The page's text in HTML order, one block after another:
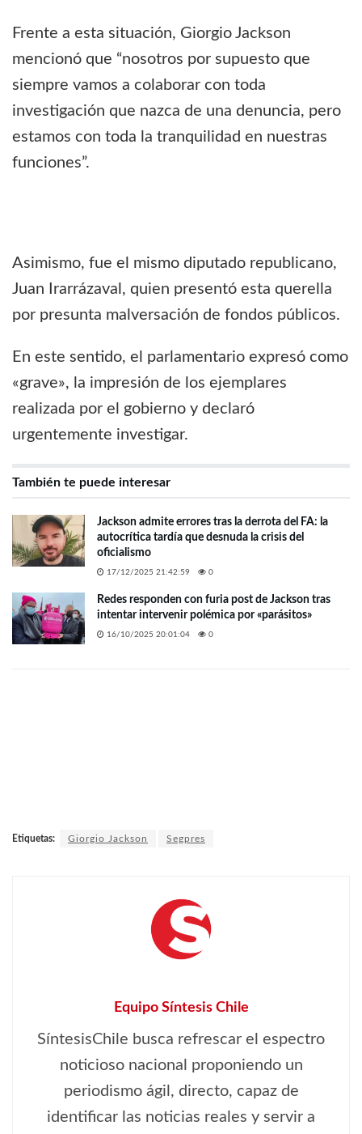
Frente a esta situación, Giorgio Jackson
mencionó que “nosotros por supuesto que
siempre vamos a colaborar con toda
investigación que nazca de una denuncia, pero
estamos con toda la tranquilidad en nuestras
funciones”.
Asimismo, fue el mismo diputado republicano,
Juan Irarrázaval, quien presentó esta querella
por presunta malversación de fondos públicos.
En este sentido, el parlamentario expresó como
«grave», la impresión de los ejemplares
realizada por el gobierno y declaró
urgentemente investigar.
También te puede interesar
Jackson admite errores tras la derrota del FA: la
autocrítica tardía que desnuda la crisis del
oficialismo
17/12/2025 21:42:59 0
Redes responden con furia post de Jackson tras
intentar intervenir polémica por «parásitos»
16/10/2025 20:01:04 0
Etiquetas: Giorgio Jackson Segpres
Equipo Síntesis Chile
SíntesisChile busca refrescar el espectro
noticioso nacional proponiendo un
periodismo ágil, directo, capaz de
identificar las noticias reales y servir a